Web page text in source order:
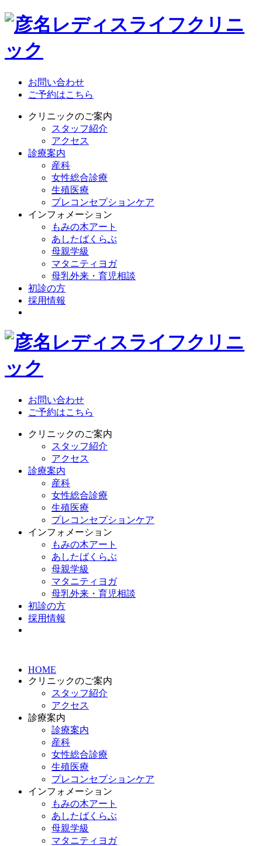
お問い合わせ
ご予約はこちら
クリニックのご案内
スタッフ紹介
アクセス
診療案内
産科
女性総合診療
生殖医療
プレコンセプションケア
インフォメーション
もみの木アート
あしたばくらぶ
母親学級
マタニティヨガ
母乳外来・育児相談
初診の方
採用情報
お問い合わせ
ご予約はこちら
クリニックのご案内
スタッフ紹介
アクセス
診療案内
産科
女性総合診療
生殖医療
プレコンセプションケア
インフォメーション
もみの木アート
あしたばくらぶ
母親学級
マタニティヨガ
母乳外来・育児相談
初診の方
採用情報
HOME
クリニックのご案内
スタッフ紹介
アクセス
診療案内
診療案内
産科
女性総合診療
生殖医療
プレコンセプションケア
インフォメーション
もみの木アート
あしたばくらぶ
母親学級
マタニティヨガ